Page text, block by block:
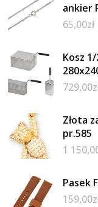
ankier
65,00zł
Kosz
729,00
Złota
pr.585
1
Pasek
159,00